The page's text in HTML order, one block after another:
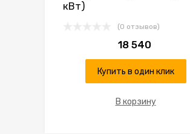
кВт)
(0 отзывов)
18 540
Купить в один клик
В корзину